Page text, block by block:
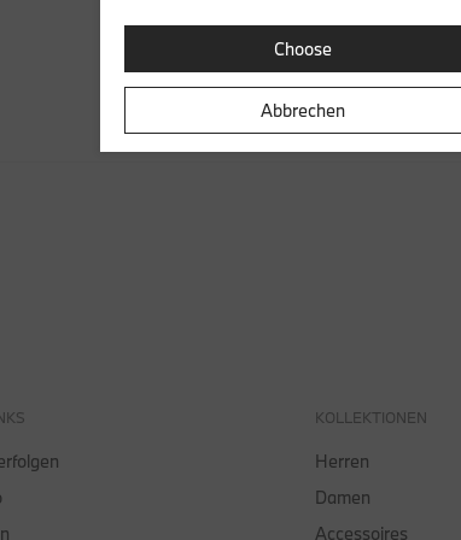
Choose
Abbrechen
KOLLEKTIONEN
Herren
Damen
Accessoires